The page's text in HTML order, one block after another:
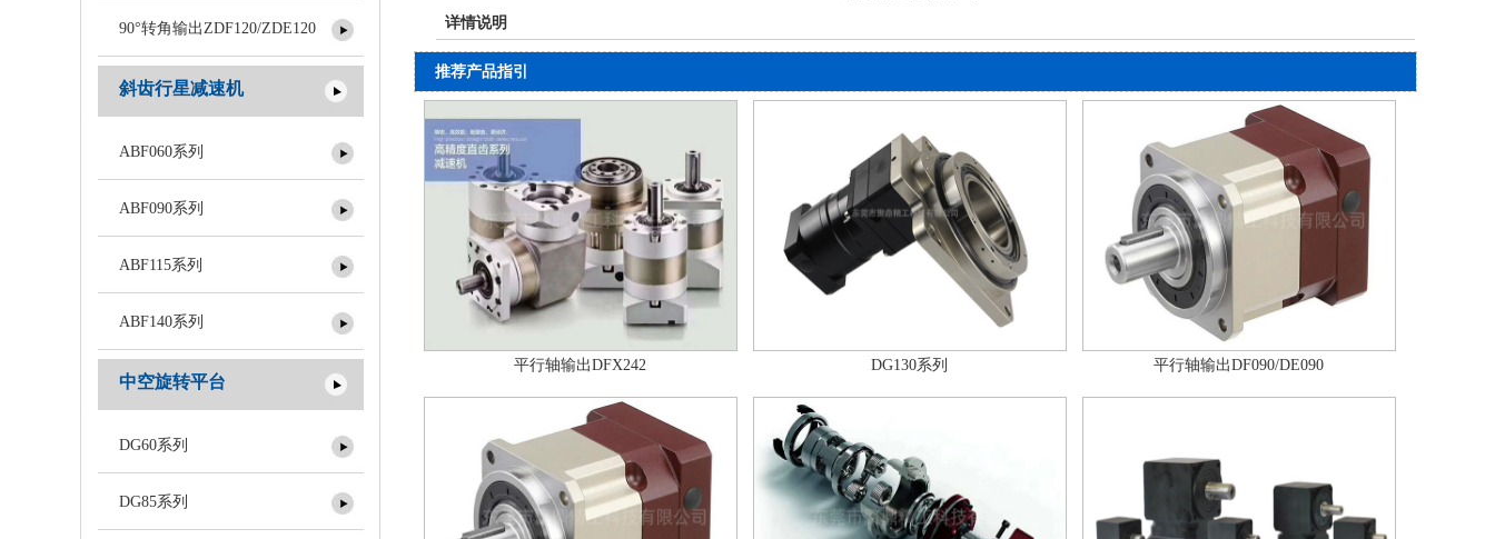
90°转角输出ZDF120/ZDE120
斜齿行星减速机
ABF060系列
ABF090系列
ABF115系列
ABF140系列
中空旋转平台
DG60系列
DG85系列
详情说明
推荐产品指引
平行轴输出DFX242 DG130系列 平行轴输出DF090/DE090